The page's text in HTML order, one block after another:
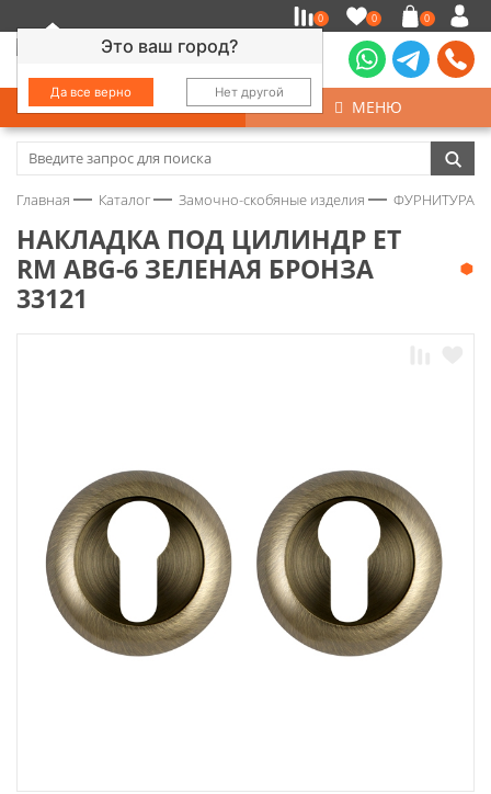
Это ваш город?
Да все верно Нет другой
0 0 0
КАТАЛОГ МЕНЮ
Замочно-скобяные изделия
Колеса
Хозтовары
Электроды и проволока
Главная Каталог Замочно-скобяные изделия ФУРНИТУРА
НАКЛАДКА ПОД ЦИЛИНДР ET
RM ABG-6 ЗЕЛЕНАЯ БРОНЗА
33121